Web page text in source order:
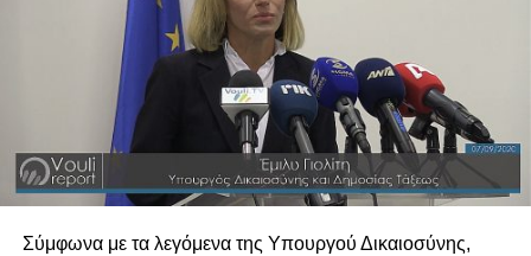
Σύμφωνα με τα λεγόμενα της Υπουργού Δικαιοσύνης,